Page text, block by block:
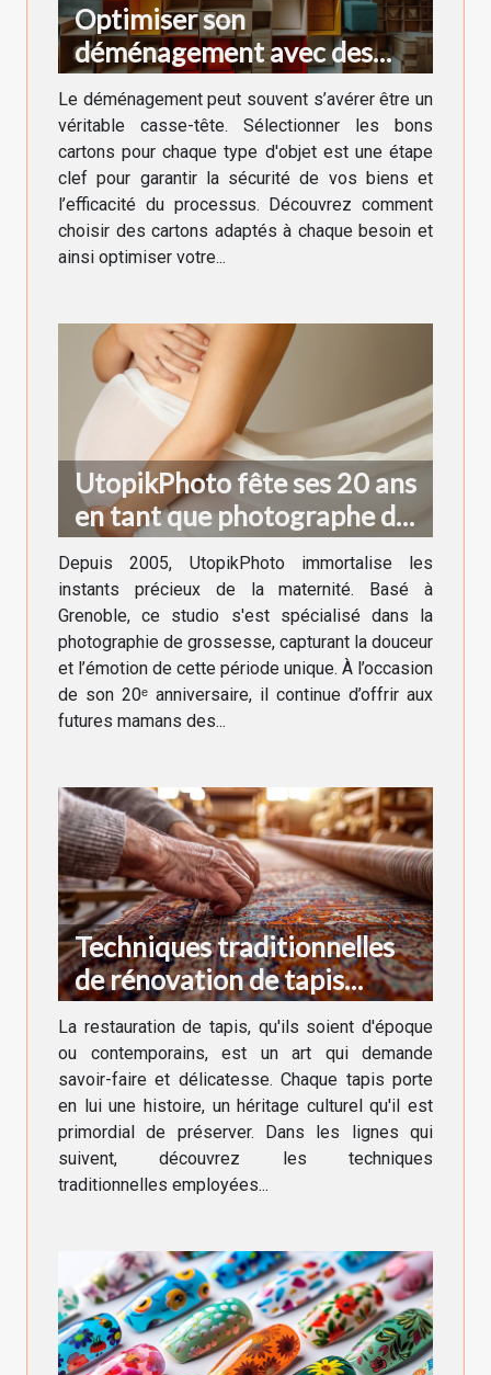
Optimiser son
déménagement avec des
cartons adaptés à chaque
besoin
Le déménagement peut souvent s’avérer être un
véritable casse-tête. Sélectionner les bons
cartons pour chaque type d'objet est une étape
clef pour garantir la sécurité de vos biens et
l’efficacité du processus. Découvrez comment
choisir des cartons adaptés à chaque besoin et
ainsi optimiser votre...
UtopikPhoto fête ses 20 ans
en tant que photographe de
grossesse à Grenoble !
Depuis 2005, UtopikPhoto immortalise les
instants précieux de la maternité. Basé à
Grenoble, ce studio s'est spécialisé dans la
photographie de grossesse, capturant la douceur
et l’émotion de cette période unique. À l’occasion
de son 20ᵉ anniversaire, il continue d’offrir aux
futures mamans des...
Techniques traditionnelles
de rénovation de tapis
anciens et modernes
La restauration de tapis, qu'ils soient d'époque
ou contemporains, est un art qui demande
savoir-faire et délicatesse. Chaque tapis porte
en lui une histoire, un héritage culturel qu'il est
primordial de préserver. Dans les lignes qui
suivent, découvrez les techniques
traditionnelles employées...